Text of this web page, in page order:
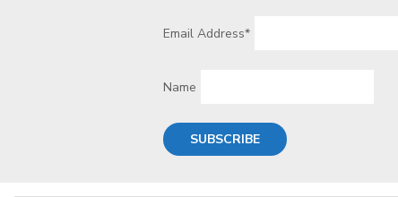
Email Address*
Name